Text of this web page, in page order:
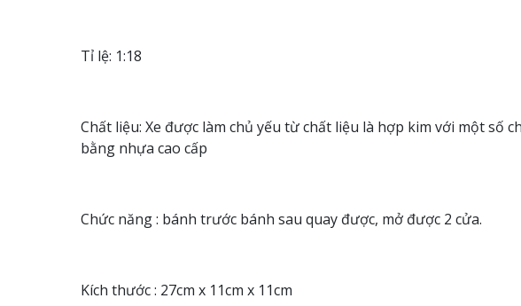
Tỉ lệ: 1:18
Chất liệu: Xe được làm chủ yếu từ chất liệu là hợp kim với một số
bằng nhựa cao cấp
Chức năng : bánh trước bánh sau quay được, mở được 2 cửa.
Kích thước : 27cm x 11cm x 11cm